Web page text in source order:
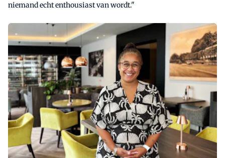
niemand echt enthousiast van wordt."